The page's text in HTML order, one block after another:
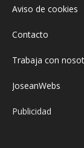
Aviso de cookies
Contacto
Trabaja con
JoseanWebs
Publicidad